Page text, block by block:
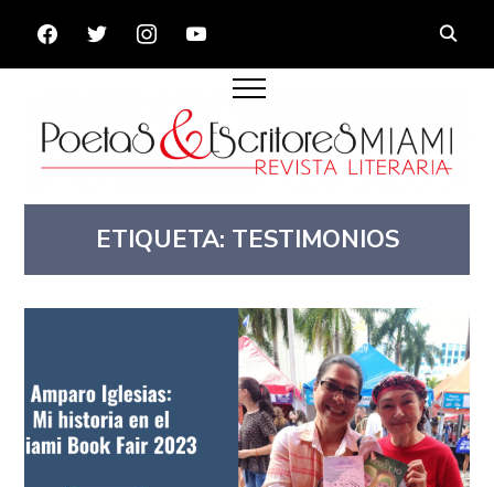
FACEBOOKTWITTERINSTAGRAMYOUTUBE
ETIQUETA: TESTIMONIOS